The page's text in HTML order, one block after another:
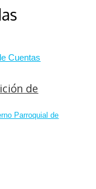
de
Parroquial de